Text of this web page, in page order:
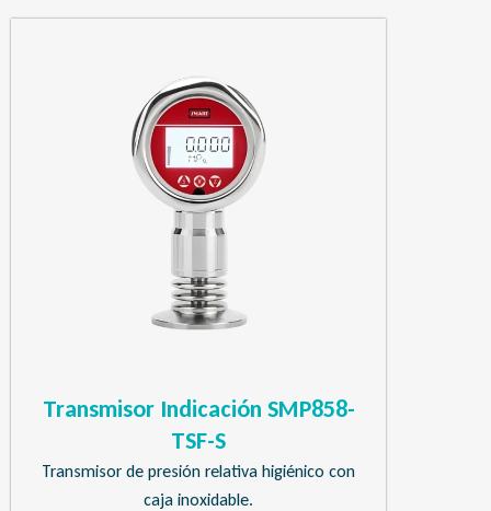
Transmisor Indicación SMP858-
TSF-S
Transmisor de presión relativa higiénico con
caja inoxidable.